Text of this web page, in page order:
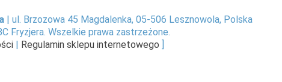
| ul. Brzozowa 45 Magdalenka, 05-506 Lesznowola, Polska
Fryzjera. Wszelkie prawa zastrzeżone.
| Regulamin sklepu internetowego ]